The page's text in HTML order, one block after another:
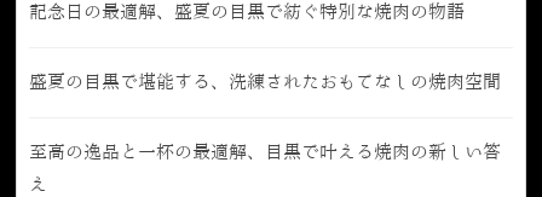
記念日の最適解、盛夏の目黒で紡ぐ特別な焼肉の物語
盛夏の目黒で堪能する、洗練されたおもてなしの焼肉空間
至高の逸品と一杯の最適解、目黒で叶える焼肉の新しい答
え